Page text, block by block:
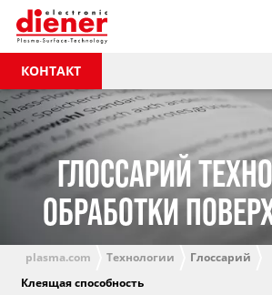
КОНТАКТ
ГЛОССАРИЙ
ОБРАБОТКИ
plasma.com Технологии
Глоссарий
Клеящая способность